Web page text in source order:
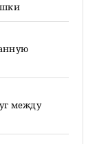
между